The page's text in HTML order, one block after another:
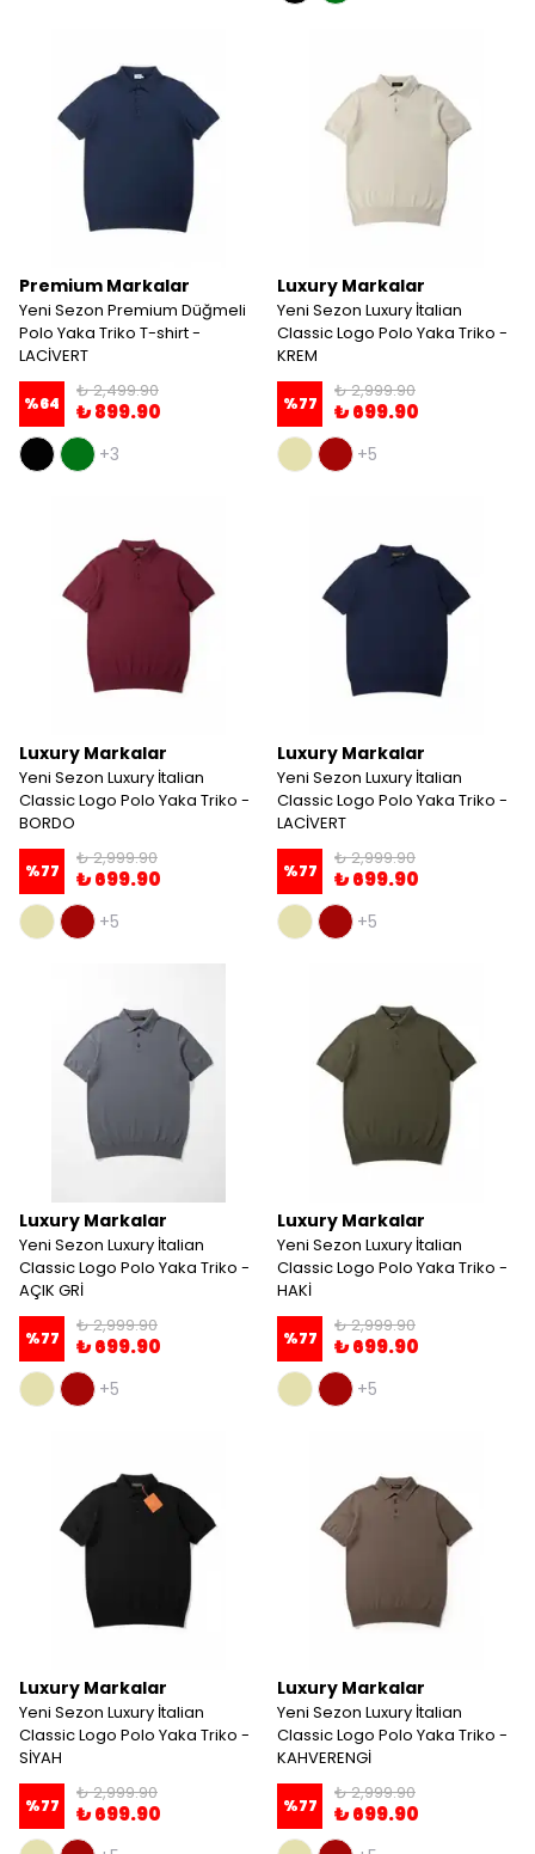
Premium Markalar
Yeni Sezon Premium Düğmeli
Polo Yaka Triko T-shirt -
LACİVERT
%64
₺ 2,499.90
₺ 899.90
+3
Luxury Markalar
Yeni Sezon Luxury İtalian
Classic Logo Polo Yaka Triko -
KREM
%77
₺ 2,999.90
₺ 699.90
+5
Luxury Markalar
Yeni Sezon Luxury İtalian
Classic Logo Polo Yaka Triko -
BORDO
%77
₺ 2,999.90
₺ 699.90
+5
Luxury Markalar
Yeni Sezon Luxury İtalian
Classic Logo Polo Yaka Triko -
LACİVERT
%77
₺ 2,999.90
₺ 699.90
+5
Luxury Markalar
Yeni Sezon Luxury İtalian
Classic Logo Polo Yaka Triko -
AÇIK GRİ
%77
₺ 2,999.90
₺ 699.90
+5
Luxury Markalar
Yeni Sezon Luxury İtalian
Classic Logo Polo Yaka Triko -
HAKİ
%77
₺ 2,999.90
₺ 699.90
+5
Luxury Markalar
Yeni Sezon Luxury İtalian
Classic Logo Polo Yaka Triko -
SİYAH
%77
₺ 2,999.90
₺ 699.90
Luxury Markalar
Yeni Sezon Luxury İtalian
Classic Logo Polo Yaka Triko -
KAHVERENGİ
%77
₺ 2,999.90
₺ 699.90